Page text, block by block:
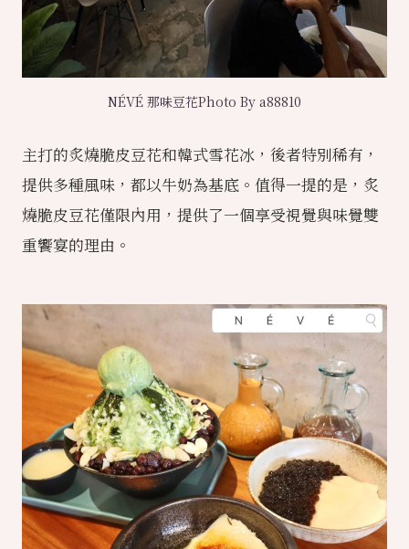
NÉVÉ 那味豆花Photo By a88810
主打的炙燒脆皮豆花和韓式雪花冰，後者特別稀有，
提供多種風味，都以牛奶為基底。值得一提的是，炙
燒脆皮豆花僅限內用，提供了一個享受視覺與味覺雙
重饗宴的理由。